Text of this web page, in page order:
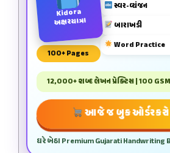
Kidora
અક્ષરયાત્રા
100+ Pages
સ્વર-વ્યંજન
બારાખડી
Word Practice
12,000+ શબ્દ લેખન પ્રેક્ટિસ | 100
આજે જ બુક ઓર્ડર કરો
ઘરે બેઠા Premium Gujarati Handwriting